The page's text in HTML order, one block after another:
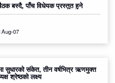
बस्दै, पाँच विधेयक प्रस्तुत हुने
Aug-07
सुधारको संकेत, तीन वर्षभित्र ऋणमुक्त
श्रेष्ठको लक्ष्य